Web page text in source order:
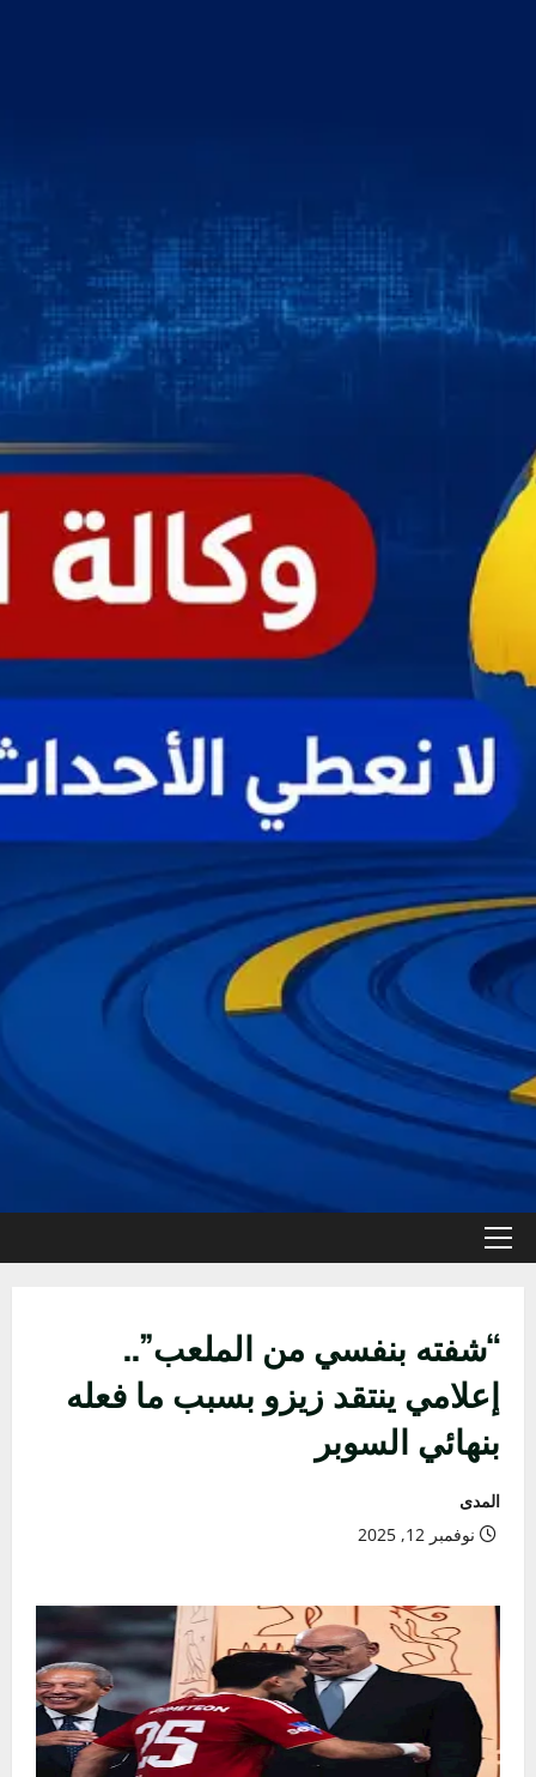
القائمة
“شفته بنفسي من الملعب”..
إعلامي ينتقد زيزو بسبب ما فعله
بنهائي السوبر
المدى
نوفمبر 12, 2025